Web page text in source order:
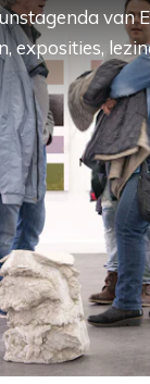
van
exposities,